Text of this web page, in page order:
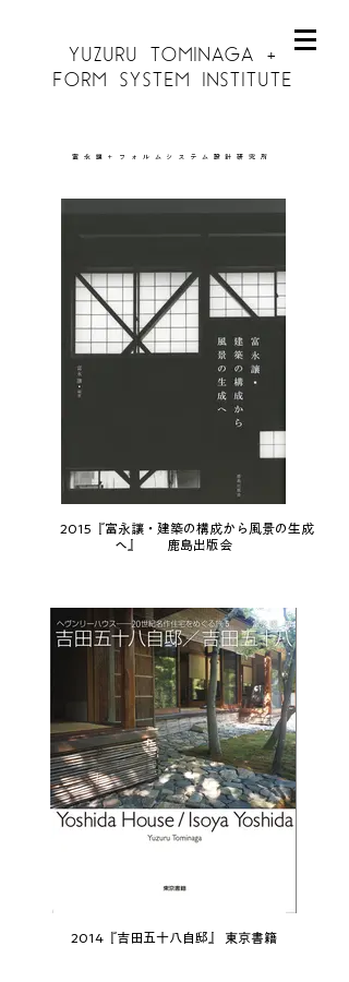
YUZURU TOMINAGA +
FORM SYSTEM INSTITUTE
富永讓＋フォルムシステム設計研究所
2015『富永讓・建築の構成から風景の生成
へ』 鹿島出版会
2014『吉田五十八自邸』 東京書籍